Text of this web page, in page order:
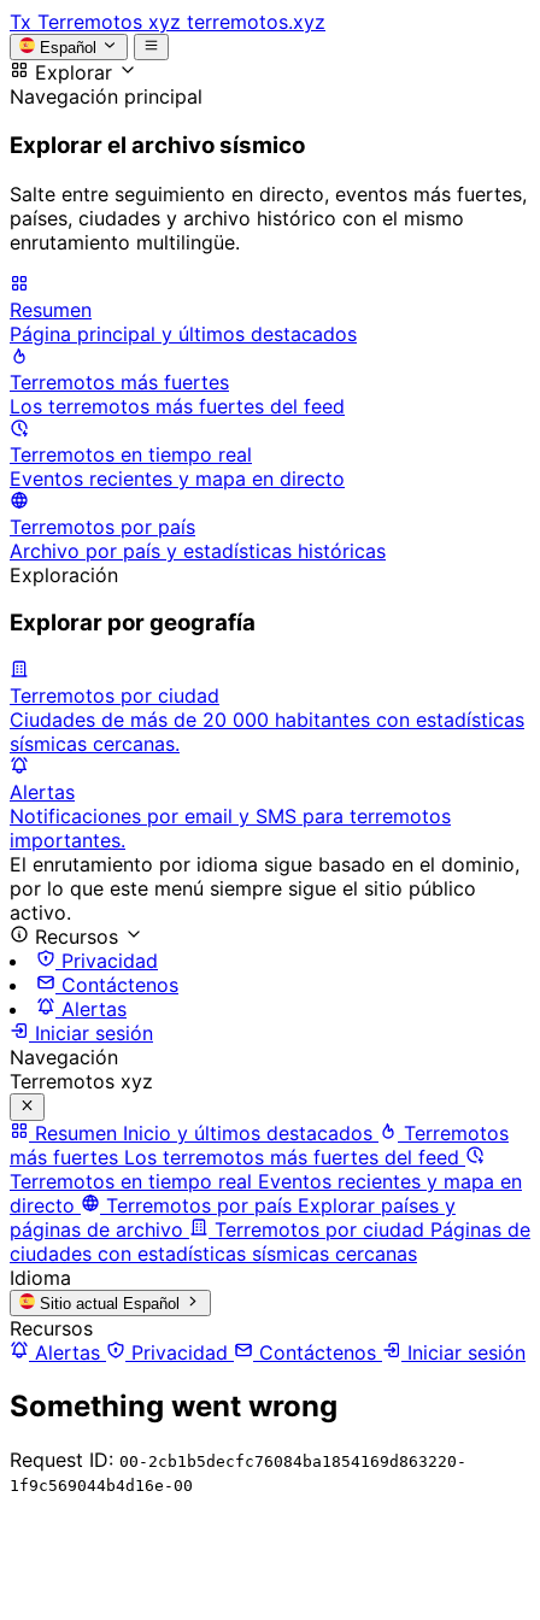
Tx Terremotos xyz terremotos.xyz
Español
Explorar
Navegación principal
Explorar el archivo sísmico
Salte entre seguimiento en directo, eventos más fuertes,
países, ciudades y archivo histórico con el mismo
enrutamiento multilingüe.
Resumen
Página principal y últimos destacados
Terremotos más fuertes
Los terremotos más fuertes del feed
Terremotos en tiempo real
Eventos recientes y mapa en directo
Terremotos por país
Archivo por país y estadísticas históricas
Exploración
Explorar por geografía
Terremotos por ciudad
Ciudades de más de 20 000 habitantes con estadísticas
sísmicas cercanas.
Alertas
Notificaciones por email y SMS para terremotos
importantes.
El enrutamiento por idioma sigue basado en el dominio,
por lo que este menú siempre sigue el sitio público
activo.
Recursos
Privacidad
Contáctenos
Alertas
Iniciar sesión
Navegación
Terremotos xyz
Resumen Inicio y últimos destacados
Terremotos
más fuertes Los terremotos más fuertes del feed
Terremotos en tiempo real Eventos recientes y mapa en
directo
Terremotos por país Explorar países y
páginas de archivo
Terremotos por ciudad Páginas de
ciudades con estadísticas sísmicas cercanas
Idioma
Sitio actual Español
Recursos
Alertas
Privacidad Contáctenos Iniciar sesión
Something went wrong
Request ID: 00-2cb1b5decfc76084ba1854169d863220-
1f9c569044b4d16e-00